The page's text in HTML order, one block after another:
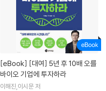
[eBook]
바이오 기업에 투자하라
이해진,이시문 저